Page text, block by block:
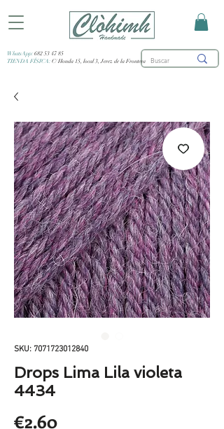
WhatsApp: 682 53 47 85
TIENDA FÍSICA: C/ Honda 15, local 3, Jerez de la Frontera
SKU: 7071723012840
Drops Lima Lila violeta
4434
€2.60Price